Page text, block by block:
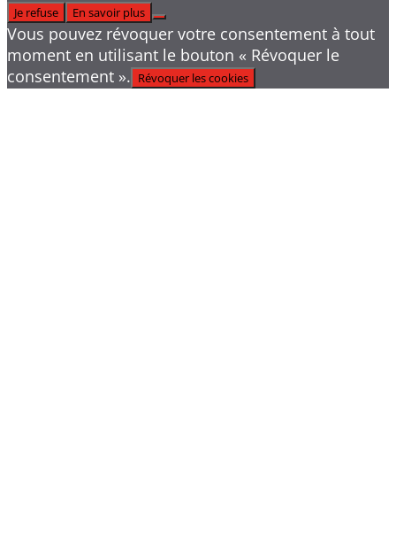
Je refuse
En savoir plus
Vous pouvez révoquer votre consentement à tout
moment en utilisant le bouton « Révoquer le
consentement ». Révoquer les cookies